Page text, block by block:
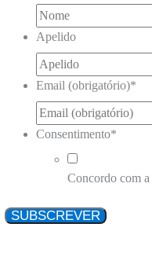
Apelido
Email (obrigatório)*
Consentimento*
Concordo com a